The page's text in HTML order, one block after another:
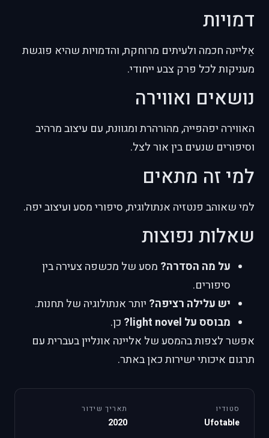
דמויות
אֵליינה חכמה ולעיתים מרוחקת, והדמויות שהיא פוגשת
מעניקות לכל פרק צבע ייחודי.
נושאים ואווירה
האווירה יפהפייה, מהורהרת ומגוונת, עם עיצוב מרהיב
וסיפורים שנעים בין אור לצל.
למי זה מתאים
למי שאוהב פנטזיה אנתולוגית, סיפורי מסע ועיצוב יפה.
שאלות נפוצות
על מה הסדרה? מסע של מכשפה צעירה בין
סיפורים.
יש עלילה רציפה? יותר אנתולוגיה של תחנות.
מבוסס על light novel?
כן.
אפשר לצפות בהמסע של אליינה אונליין בעברית עם
תרגום איכותי ישירות כאן באתר.
סטודיו
Ufotable
תאריך שידור
2020